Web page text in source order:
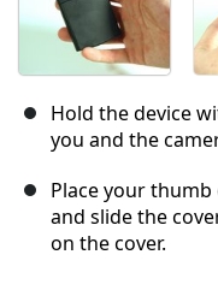
Hold the device
you and the
Place your
and slide the
on the cover.